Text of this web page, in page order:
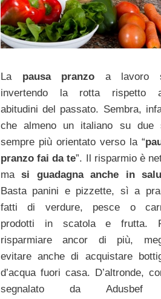
La pausa pranzo a lavoro
invertendo la rotta rispetto
abitudini del passato. Sembra,
che almeno un italiano su due
sempre più orientato verso la “
pranzo fai da te”. Il risparmio è
masi guadagna anche in
Basta panini e pizzette, sì a
fatti di verdure, pesce o
prodotti in scatola e frutta.
risparmiare ancor di più,
evitare anche di acquistare
d’acqua fuori casa. D’altronde,
segnalato da